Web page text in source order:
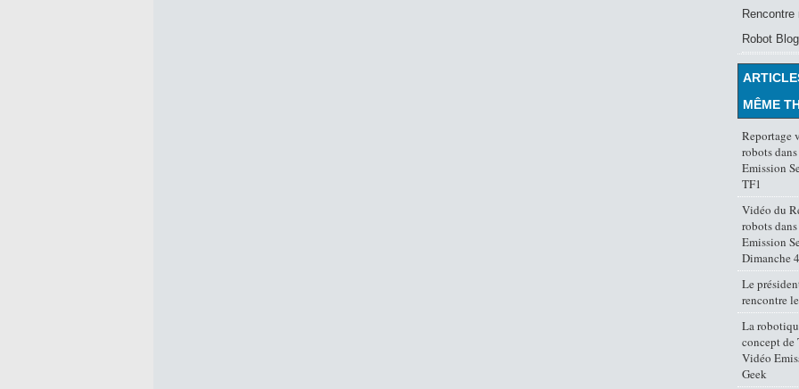
Rencontre
Robot Blog
MÊME
Reportage
robots
Emission
TF1
Vidéo du
robots
Emission
Dimanche
Le
rencontre
La
concept de
Vidéo
Geek